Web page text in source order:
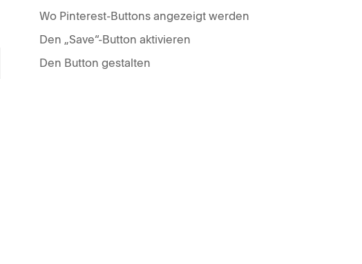
Wo Pinterest-Buttons angezeigt werden
Den „Save“-Button aktivieren
Den Button gestalten